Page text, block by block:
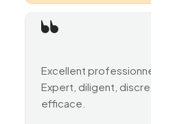
Excellent professionnel.
Expert, diligent, discret et
efficace.